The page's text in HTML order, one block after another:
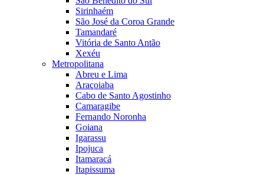
Sirinhaém
São José da Coroa Grande
Tamandaré
Vitória de Santo Antão
Xexéu
Metropolitana
Abreu e Lima
Araçoiaba
Cabo de Santo Agostinho
Camaragibe
Fernando Noronha
Goiana
Igarassu
Ipojuca
Itamaracá
Itapissuma